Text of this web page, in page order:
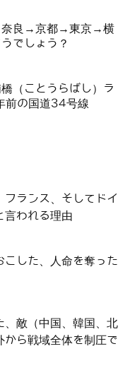
奈良→京都→東京→横
でしょう？
（ことうらばし）ラ
前の国道34号線
フランス、そしてドイ
言われる理由
こした、人命を奪った
、敵（中国、韓国、北
から戦域全体を制圧で